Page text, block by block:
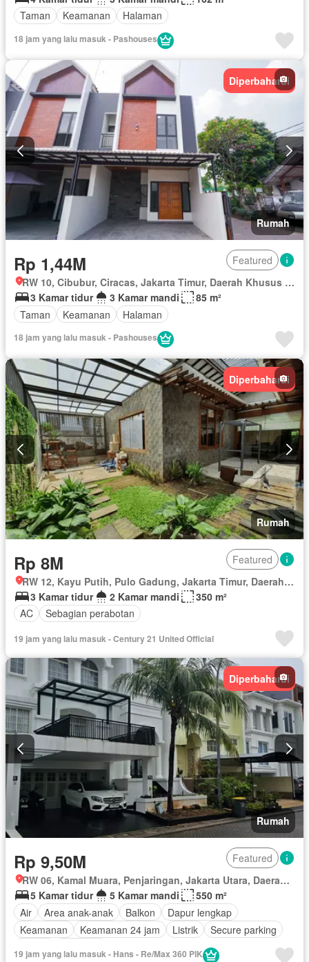
Taman
Keamanan Halaman
18 jam yang lalu masuk - Pashouses
Diperbaharui
Rumah
Rp 1,44M
Featured
RW 10, Cibubur, Ciracas, Jakarta Timur, Daerah Khusus Ibukota Jakarta
3 Kamar tidur
3 Kamar mandi
85 m²
Taman
Keamanan Halaman
18 jam yang lalu masuk - Pashouses
Diperbaharui
Rumah
Rp 8M
Featured
RW 12, Kayu Putih, Pulo Gadung, Jakarta Timur, Daerah Khusus Ibukota Jakarta
3 Kamar tidur
2 Kamar mandi
350 m²
AC
Sebagian perabotan
19 jam yang lalu masuk - Century 21 United Official
Diperbaharui
Rumah
Rp 9,50M
Featured
RW 06, Kamal Muara, Penjaringan, Jakarta Utara, Daerah Khusus Ibukota Jakarta
5 Kamar tidur
5 Kamar mandi
550 m²
Air
Area anak-anak Balkon
Dapur lengkap
Keamanan
Keamanan 24 jam Listrik
Secure parking
19 jam yang lalu masuk - Hans - Re/Max 360 PIK